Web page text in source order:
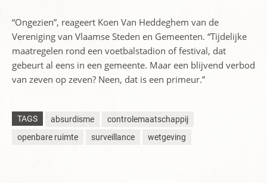
“Ongezien”, reageert Koen Van Heddeghem van de
Vereniging van Vlaamse Steden en Gemeenten. “Tijdelijke
maatregelen rond een voetbalstadion of festival, dat
gebeurt al eens in een gemeente. Maar een blijvend verbod
van zeven op zeven? Neen, dat is een primeur.”
TAGS absurdisme
controlemaatschappij
openbare ruimte
surveillance wetgeving